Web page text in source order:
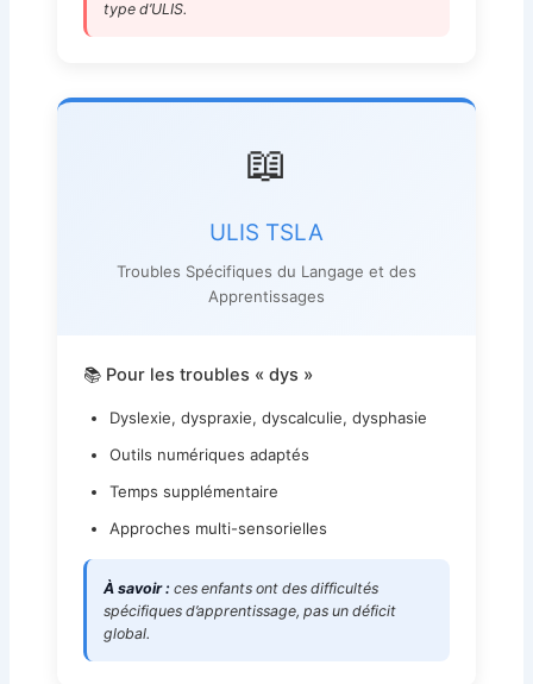
type d’ULIS.
📖
ULIS TSLA
Troubles Spécifiques du Langage et des
Apprentissages
📚 Pour les troubles « dys »
Dyslexie, dyspraxie, dyscalculie, dysphasie
Outils numériques adaptés
Temps supplémentaire
Approches multi-sensorielles
À savoir : ces enfants ont des difficultés
spécifiques d’apprentissage, pas un déficit
global.